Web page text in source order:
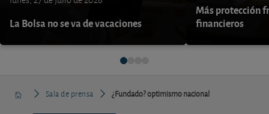
La Bolsa no se va de vacaciones
Más protección
financieros
Sala de prensa ¿Fundado? optimismo nacional